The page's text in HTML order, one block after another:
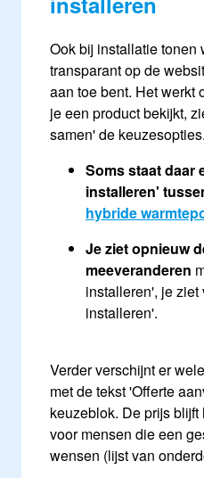
Ook bij installatie tonen
transparant op de
aan toe bent. Het werkt
je een product bekijkt,
samen' de keuzesopties.
Soms staat daar
installeren'
hybride
Je ziet opnieuw
meeveranderen
installeren', je
installeren'.
Verder verschijnt er
met de tekst 'Offerte
keuzeblok. De prijs
voor mensen die een
wensen (lijst van